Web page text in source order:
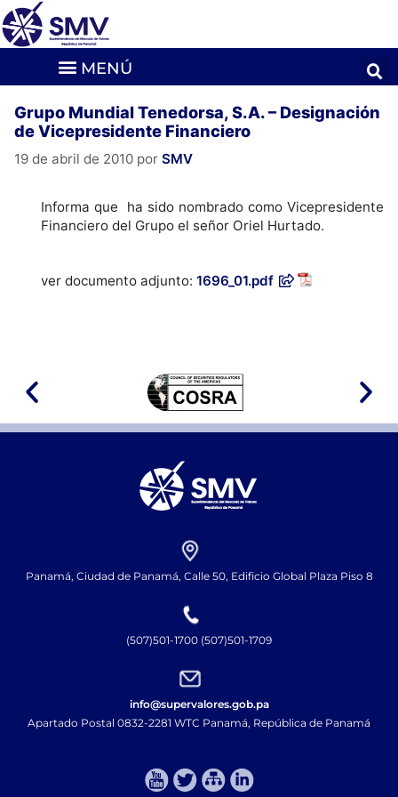
Grupo Mundial Tenedorsa, S.A. – Designación
de Vicepresidente Financiero
19 de abril de 2010 por SMV
Informa que ha sido nombrado como Vicepresidente
Financiero del Grupo el señor Oriel Hurtado.
ver documento adjunto:1696_01.pdf
Panamá, Ciudad de Panamá, Calle 50, Edificio Global Plaza Piso 8
(507)501-1700 (507)501-1709
info@supervalores.gob.pa
Apartado Postal 0832-2281 WTC Panamá, República de Panamá​